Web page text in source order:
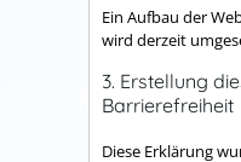
Ein Aufbau der
wird derzeit
3. Erstellung
Barrierefreiheit
Diese Erklärung